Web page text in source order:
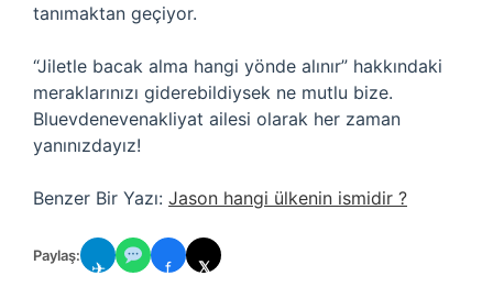
tanımaktan geçiyor.
“Jiletle bacak alma hangi yönde alınır” hakkındaki
meraklarınızı giderebildiysek ne mutlu bize.
Bluevdenevenakliyat ailesi olarak her zaman
yanınızdayız!
Benzer Bir Yazı: Jason hangi ülkenin ismidir ?
Paylaş:
✈ f 𝕏